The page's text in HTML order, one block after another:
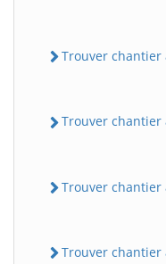
Trouver chantier
Trouver chantier
Trouver chantier
Trouver chantier